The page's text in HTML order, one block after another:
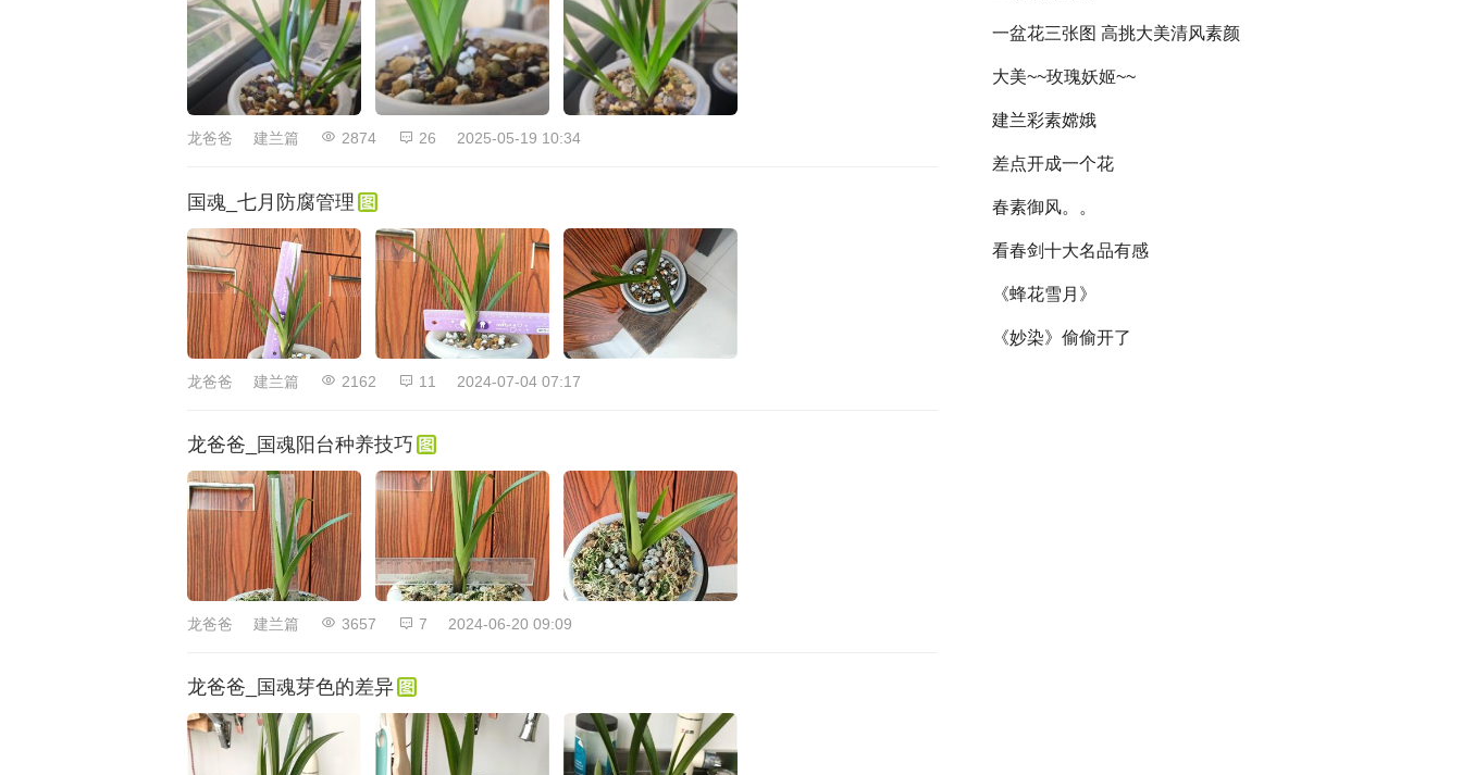
龙爸爸 建兰篇 2874 26 2025-05-19 10:34
国魂_七月防腐管理
龙爸爸 建兰篇 2162 11 2024-07-04 07:17
龙爸爸_国魂阳台种养技巧
龙爸爸 建兰篇 3657 7 2024-06-20 09:09
龙爸爸_国魂芽色的差异
一盆花三张图 高挑大美清风素颜
大美~~玫瑰妖姬~~
建兰彩素嫦娥
差点开成一个花
春素御风。。
看春剑十大名品有感
《蜂花雪月》
《妙染》偷偷开了